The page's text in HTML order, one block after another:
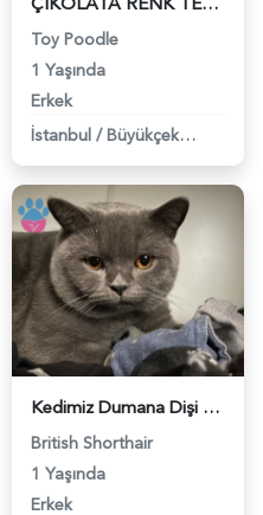
Toy Poodle
1 Yaşında
Erkek
İstanbul / Büyükçekmece
Kedimiz Dumana Dişi Eş arıyoruz - 118984658
British Shorthair
1 Yaşında
Erkek